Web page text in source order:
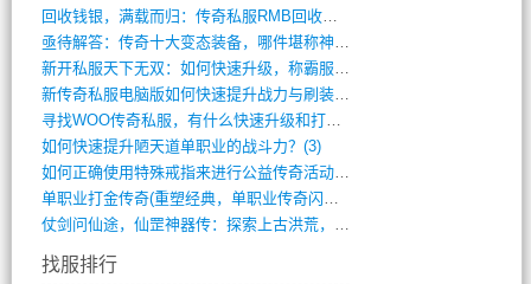
回收钱银，满载而归：传奇私服RMB回收装(548)
亟待解答：传奇十大变态装备，哪件堪称神器(347)
新开私服天下无双：如何快速升级，称霸服务(681)
新传奇私服电脑版如何快速提升战力与刷装备(835)
寻找WOO传奇私服，有什么快速升级和打宝(864)
如何快速提升陋天道单职业的战斗力？(3)
如何正确使用特殊戒指来进行公益传奇活动？(10)
单职业打金传奇(重塑经典，单职业传奇闪耀(10)
仗剑问仙途，仙罡神器传：探索上古洪荒，揭(813)
找服排行